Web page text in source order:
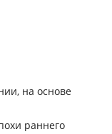
на основе
раннего